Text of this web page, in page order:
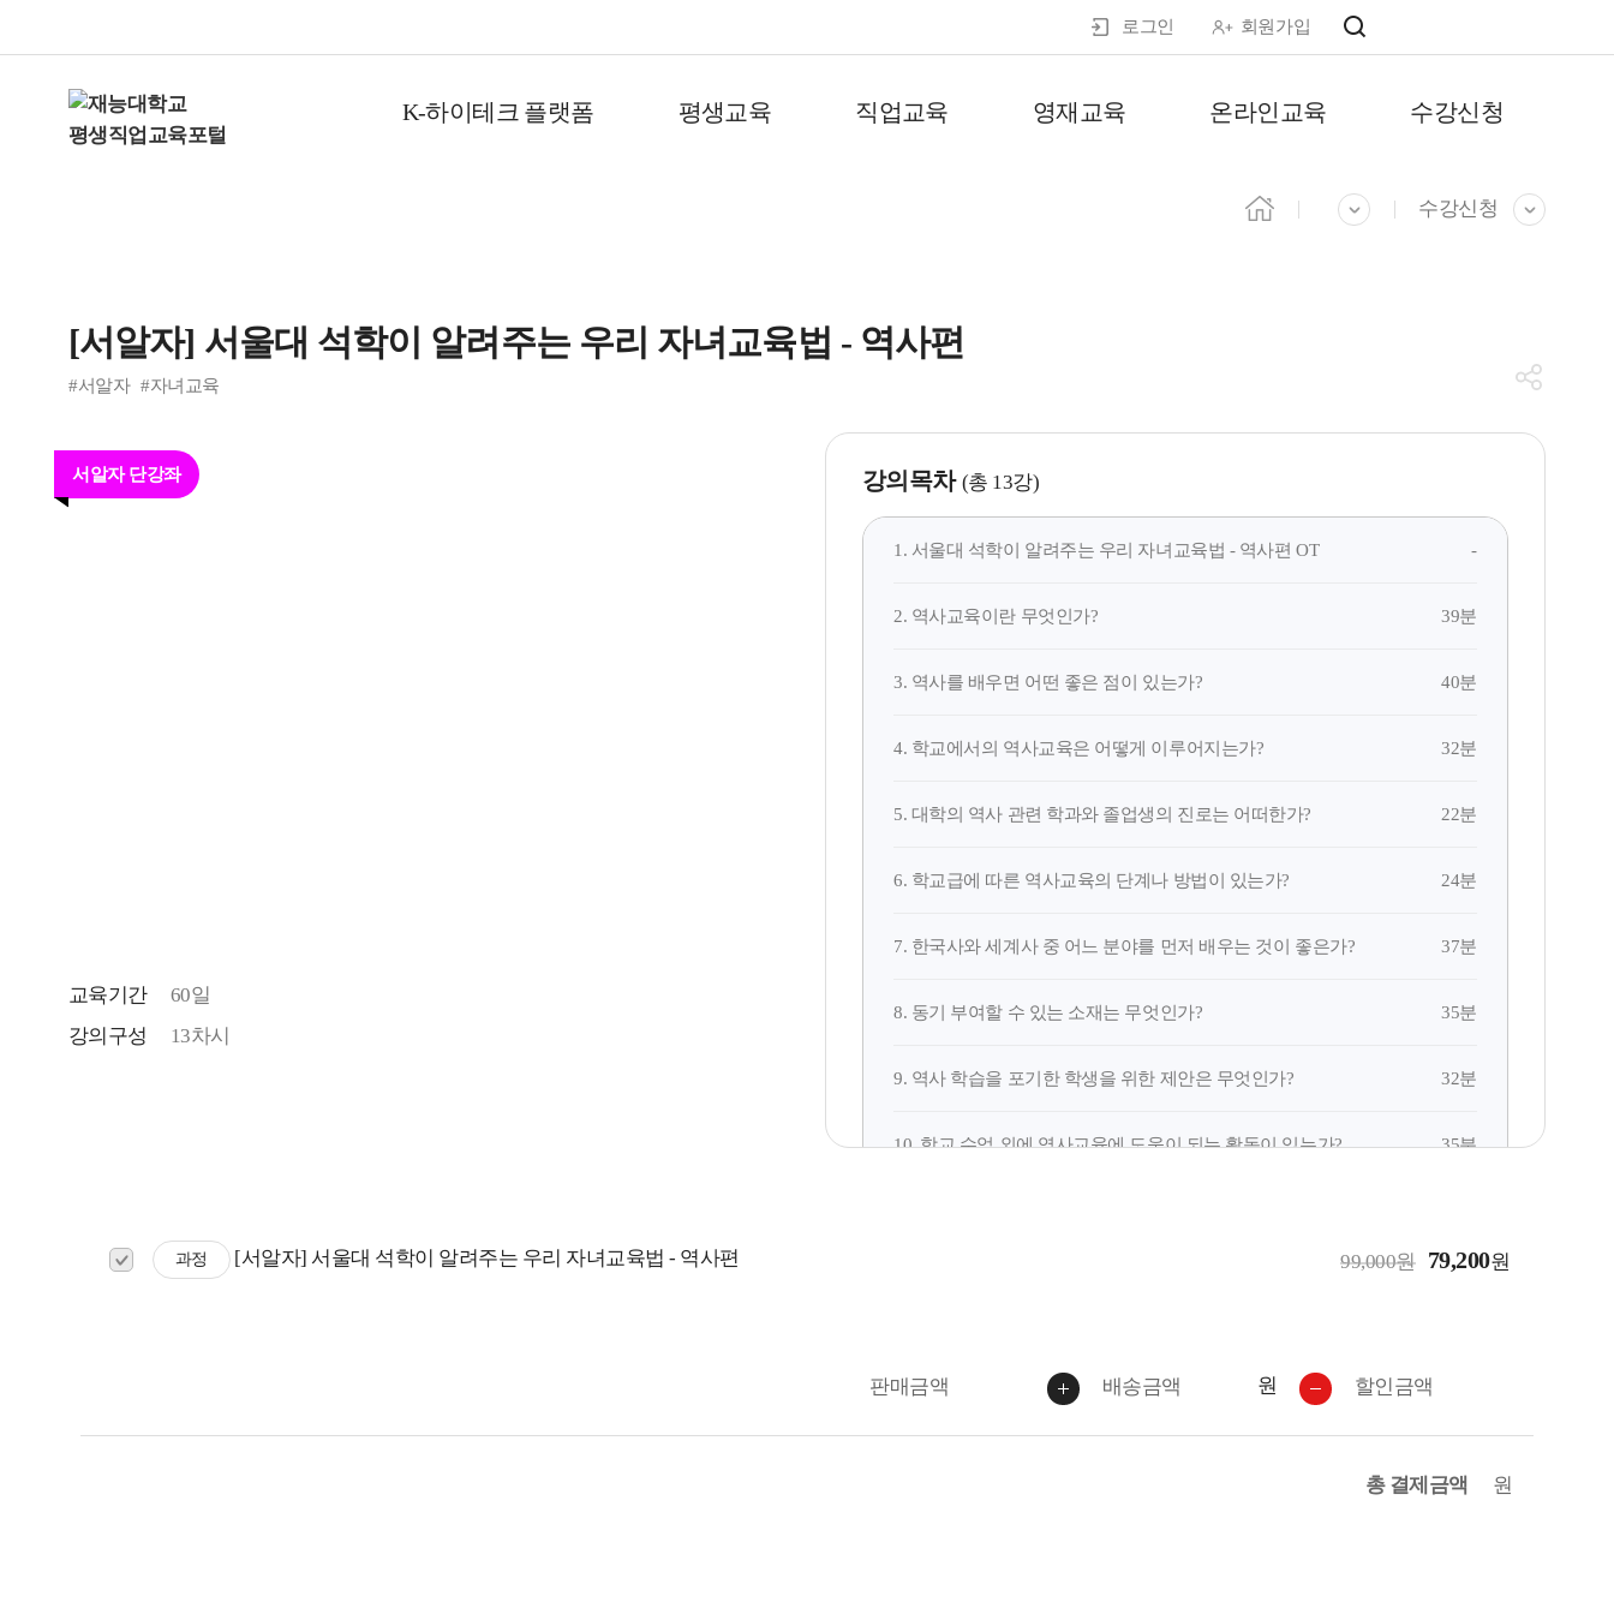
로그인 회원가입
K-하이테크 플랫폼 평생교육 직업교육 영재교육 온라인교육 수강신청
수강신청
[서알자] 서울대 석학이 알려주는 우리 자녀교육법 - 역사편
#서알자 #자녀교육
서알자 단강좌
교육기간
60일
강의구성
13차시
강의목차 (총 13강)
1. 서울대 석학이 알려주는 우리 자녀교육법 - 역사편 OT -
2. 역사교육이란 무엇인가? 39분
3. 역사를 배우면 어떤 좋은 점이 있는가? 40분
4. 학교에서의 역사교육은 어떻게 이루어지는가? 32분
5. 대학의 역사 관련 학과와 졸업생의 진로는 어떠한가? 22분
6. 학교급에 따른 역사교육의 단계나 방법이 있는가? 24분
7. 한국사와 세계사 중 어느 분야를 먼저 배우는 것이 좋은가? 37분
8. 동기 부여할 수 있는 소재는 무엇인가? 35분
9. 역사 학습을 포기한 학생을 위한 제안은 무엇인가? 32분
10. 학교 수업 외에 역사교육에 도움이 되는 활동이 있는가? 35분
37분
과정 [서알자] 서울대 석학이 알려주는 우리 자녀교육법 - 역사편 99,000원 79,200원
판매금액 배송금액 원 할인금액
총 결제금액 원